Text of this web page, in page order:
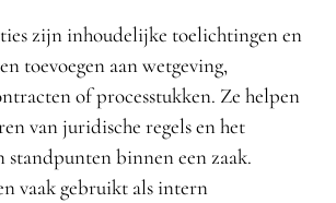
zijn inhoudelijke toelichtingen en
toevoegen aan wetgeving,
of processtukken. Ze helpen
van juridische regels en het
standpunten binnen een zaak.
vaak gebruikt als intern